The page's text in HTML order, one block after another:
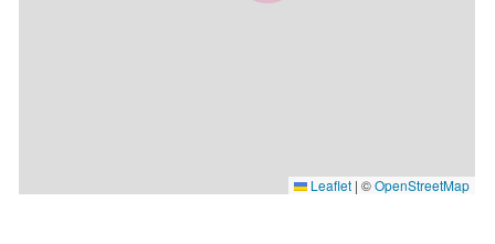
Leaflet | ©OpenStreetMap